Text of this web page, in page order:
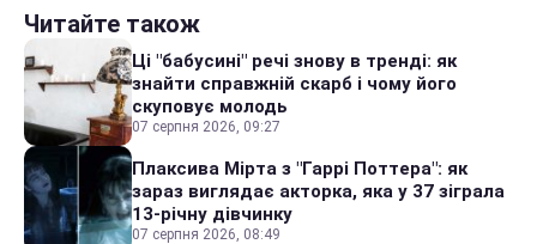
Читайте також
Ці "бабусині" речі знову в тренді: як
знайти справжній скарб і чому його
скуповує молодь
07 серпня 2026, 09:27
Плаксива Мірта з "Гаррі Поттера": як
зараз виглядає акторка, яка у 37 зіграла
13-річну дівчинку
07 серпня 2026, 08:49